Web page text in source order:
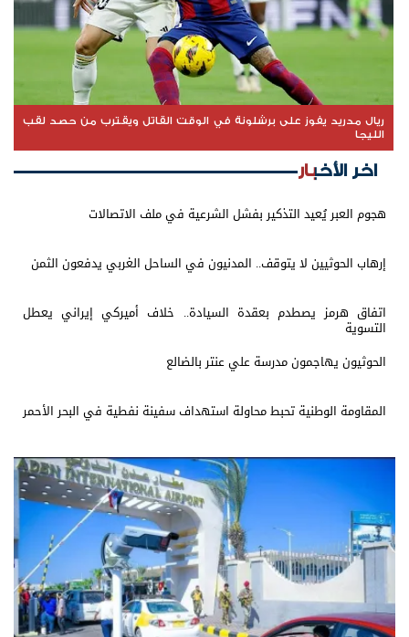
ريال مدريد يفوز على برشلونة في الوقت القاتل ويقترب من حصد لقب
الليجا
اخر الأخبار
هجوم العبر يُعيد التذكير بفشل الشرعية في ملف الاتصالات
إرهاب الحوثيين لا يتوقف.. المدنيون في الساحل الغربي يدفعون الثمن
اتفاق هرمز يصطدم بعقدة السيادة.. خلاف أميركي إيراني يعطل
التسوية
الحوثيون يهاجمون مدرسة علي عنتر بالضالع
المقاومة الوطنية تحبط محاولة استهداف سفينة نفطية في البحر الأحمر